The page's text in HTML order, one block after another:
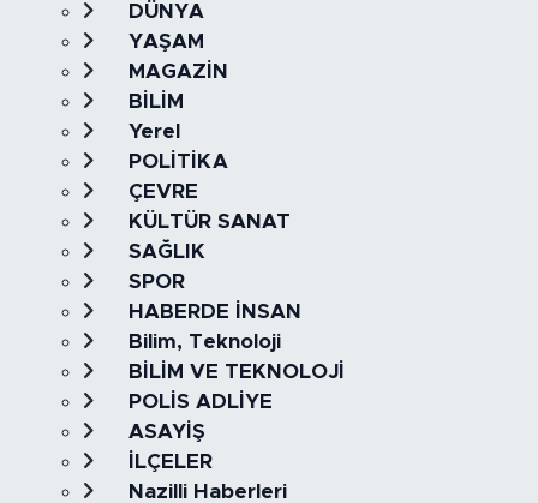
DÜNYA
YAŞAM
MAGAZİN
BİLİM
Yerel
POLİTİKA
ÇEVRE
KÜLTÜR SANAT
SAĞLIK
SPOR
HABERDE İNSAN
Bilim, Teknoloji
BİLİM VE TEKNOLOJİ
POLİS ADLİYE
ASAYİŞ
İLÇELER
Nazilli Haberleri